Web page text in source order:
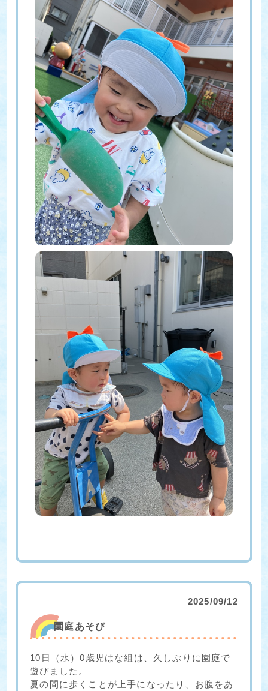
2025/09/12
園庭あそび
10日（水）0歳児はな組は、久しぶりに園庭で
遊びました。
夏の間に歩くことが上手になったり、お腹をあ